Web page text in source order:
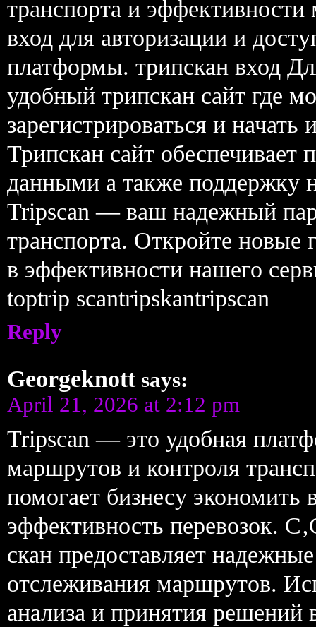
транспорта и
вход для авторизации и
платформы. трипскан вход
удобный трипскан сайт где
зарегистрироваться и начать
Трипскан сайт обеспечивает
данными а также поддержку
Tripscan — ваш надежный
транспорта. Откройте новые
в эффективности нашего
toptrip scantripskantripscan
Reply
Georgeknott says:
April 21, 2026 at 2:12 pm
Tripscan — это удобная
маршрутов и контроля
помогает бизнесу
эффективность перевозок.
скан предоставляет
отслеживания маршрутов.
анализа и принятия решений